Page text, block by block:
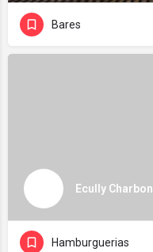
Bares
Ecully Charbon
Hamburguerias